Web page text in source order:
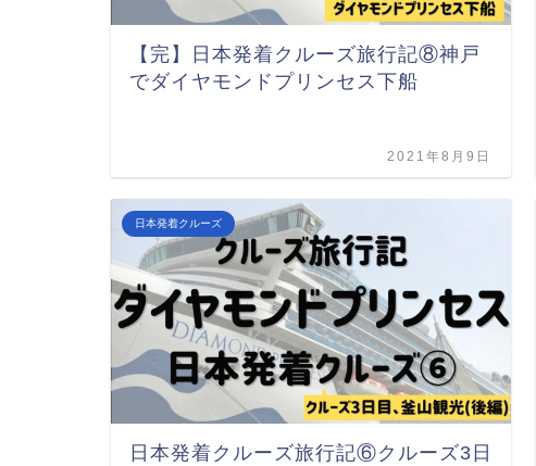
【完】日本発着クルーズ旅行記⑧神戸
でダイヤモンドプリンセス下船
2021年8月9日
日本発着クルーズ
日本発着クルーズ旅行記⑥クルーズ3日